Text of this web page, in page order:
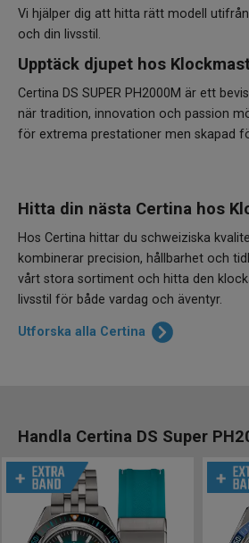
Vi hjälper dig att hitta rätt modell
och din livsstil.
Upptäck djupet hos
Certina DS SUPER PH2000M är ett
när tradition, innovation och passion
för extrema prestationer men skapad
Hitta din nästa Certina hos
Hos Certina hittar du schweiziska
kombinerar precision, hållbarhet och
vårt stora sortiment och hitta den
livsstil för både vardag och äventyr.
Utforska alla Certina
Handla Certina DS Super